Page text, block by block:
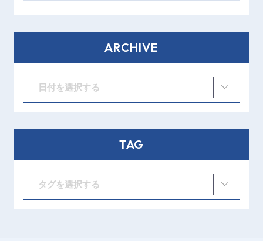
ARCHIVE
日付を選択する
TAG
タグを選択する